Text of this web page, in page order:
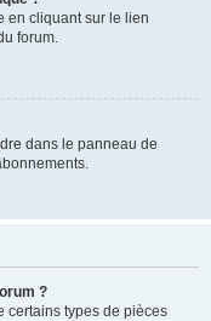
en cliquant sur le lien
forum.
dans le panneau de
?
certains types de pièces